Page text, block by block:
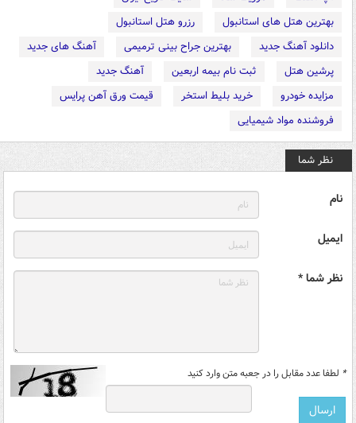
بهترین هتل های استانبول
رزرو هتل استانبول
دانلود آهنگ جدید
بهترین جراح بینی ترمیمی
آهنگ های جدید
پرشین هتل
ثبت نام بیمه اربعین
آهنگ جدید
مزایده خودرو
خرید بلیط استخر
قیمت ورق آهن پرایس
فروشنده مواد شیمیایی
نظر شما
نام
ایمیل
نظر شما *
* لطفا عدد مقابل را در جعبه متن وارد کنید